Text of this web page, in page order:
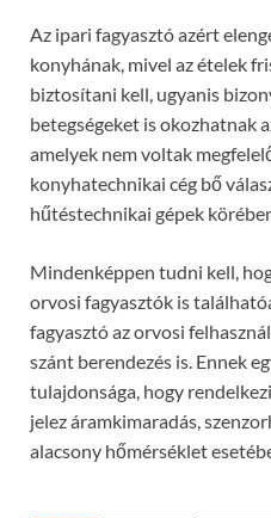
Az ipari fagyasztó azért
konyhának, mivel az ételek
biztosítani kell, ugyanis
betegségeket is okozhatnak
amelyek nem voltak
konyhatechnikai cég bő
hűtéstechnikai gépek
Mindenképpen tudni kell,
orvosi fagyasztók is
fagyasztó az orvosi
szánt berendezés is. Ennek
tulajdonsága, hogy
jelez áramkimaradás,
alacsony hőmérséklet